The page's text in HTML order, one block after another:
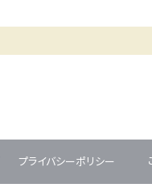
プライバシーポリシー